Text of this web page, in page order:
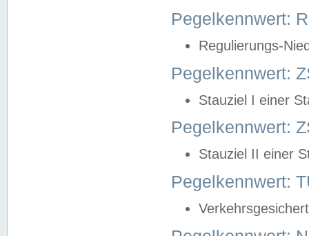
Pegelkennwert:
Regulierungs-
Pegelkennwert:
Stauziel I einer
Pegelkennwert:
Stauziel II einer
Pegelkennwert: